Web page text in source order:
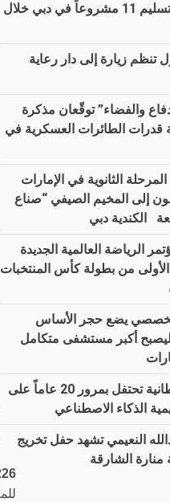
226 سبتمبر 2023، الشارقة،
دانوب العقارية تعلن تسليم 11 مشروعاً في دبي خلال
تنظم زيارة إلى دار رعاية
والفضاء” توقّعان مذكرة
قدرات الطائرات العسكرية في
المرحلة الثانوية في الإمارات
إلى المخيم الصيفي “صناع
الكندية دبي
الرياضة العالمية الجديدة
الأولى من بطولة كأس المنتخبات
يضع حجر الأساس
أكبر مستشفى متكامل
حضانة أوركارد البريطانية تحتفل بمرور 20 عاماً على
الذكاء الاصطناعي
النعيمي تشهد حفل تخريج
منارة الشارقة